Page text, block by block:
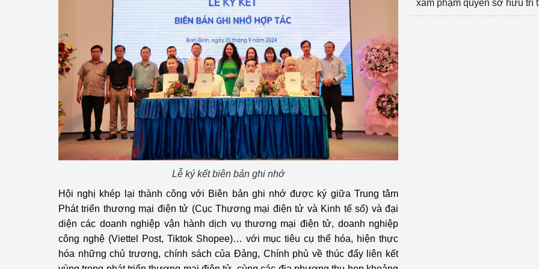
Lễ ký kết biên bản ghi nhớ
Hội nghị khép lại thành công với Biên bản ghi nhớ được ký giữa Trung tâm
Phát triển thương mại điện tử (Cục Thương mại điện tử và Kinh tế số) và đại
diện các doanh nghiệp vận hành dịch vụ thương mại điện tử, doanh nghiệp
công nghệ (Viettel Post, Tiktok Shopee)… với mục tiêu cụ thể hóa, hiện thực
hóa những chủ trương, chính sách của Đảng, Chính phủ về thúc đẩy liên kết
xâm phạm quyền sở hữu trí